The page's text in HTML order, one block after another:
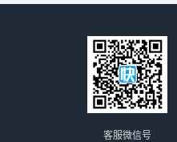
客服微信号